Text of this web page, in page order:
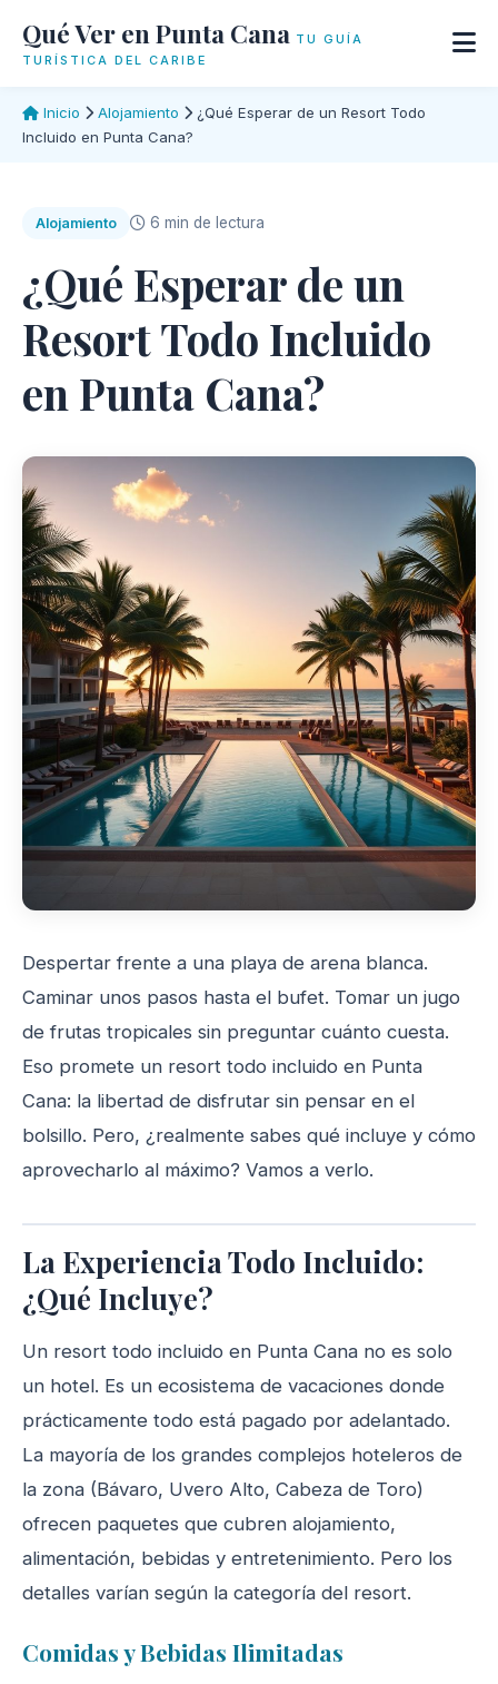
Qué Ver en Punta Cana TU GUÍA
TURÍSTICA DEL CARIBE
Inicio Alojamiento
¿Qué Esperar de un Resort Todo
Incluido en Punta Cana?
Alojamiento 6 min de lectura
¿Qué Esperar de un
Resort Todo Incluido
en Punta Cana?
Despertar frente a una playa de arena blanca.
Caminar unos pasos hasta el bufet. Tomar un jugo
de frutas tropicales sin preguntar cuánto cuesta.
Eso promete un resort todo incluido en Punta
Cana: la libertad de disfrutar sin pensar en el
bolsillo. Pero, ¿realmente sabes qué incluye y cómo
aprovecharlo al máximo? Vamos a verlo.
La Experiencia Todo Incluido:
¿Qué Incluye?
Un resort todo incluido en Punta Cana no es solo
un hotel. Es un ecosistema de vacaciones donde
prácticamente todo está pagado por adelantado.
La mayoría de los grandes complejos hoteleros de
la zona (Bávaro, Uvero Alto, Cabeza de Toro)
ofrecen paquetes que cubren alojamiento,
alimentación, bebidas y entretenimiento. Pero los
detalles varían según la categoría del resort.
Comidas y Bebidas Ilimitadas